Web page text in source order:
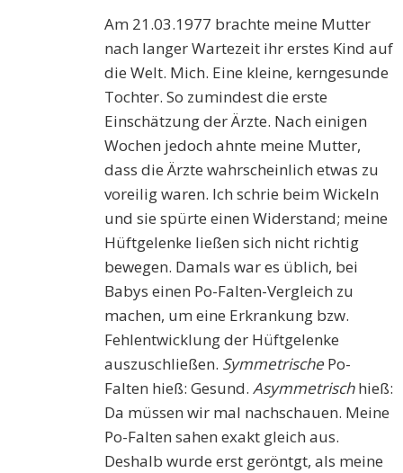
Am 21.03.1977 brachte meine Mutter
nach langer Wartezeit ihr erstes Kind auf
die Welt. Mich. Eine kleine, kerngesunde
Tochter. So zumindest die erste
Einschätzung der Ärzte. Nach einigen
Wochen jedoch ahnte meine Mutter,
dass die Ärzte wahrscheinlich etwas zu
voreilig waren. Ich schrie beim Wickeln
und sie spürte einen Widerstand; meine
Hüftgelenke ließen sich nicht richtig
bewegen. Damals war es üblich, bei
Babys einen Po-Falten-Vergleich zu
machen, um eine Erkrankung bzw.
Fehlentwicklung der Hüftgelenke
auszuschließen. Symmetrische Po-
Falten hieß: Gesund.Asymmetrischhieß:
Da müssen wir mal nachschauen. Meine
Po-Falten sahen exakt gleich aus.
Deshalb wurde erst geröntgt, als meine